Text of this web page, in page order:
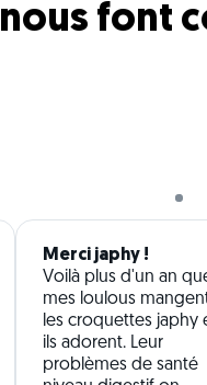
nous font
Merci japhy !
Voilà plus d'un an
mes loulous
les croquettes japhy
ils adorent. Leur
problèmes de santé